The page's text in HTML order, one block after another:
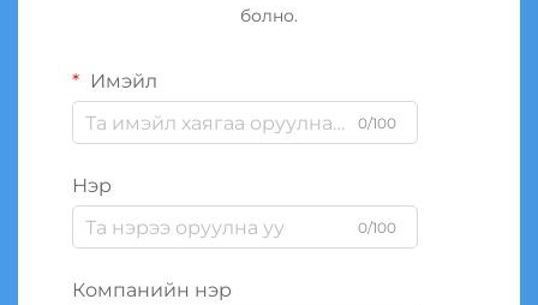
болно.
Имэйл
0/100
Нэр
0/100
Компанийн нэр